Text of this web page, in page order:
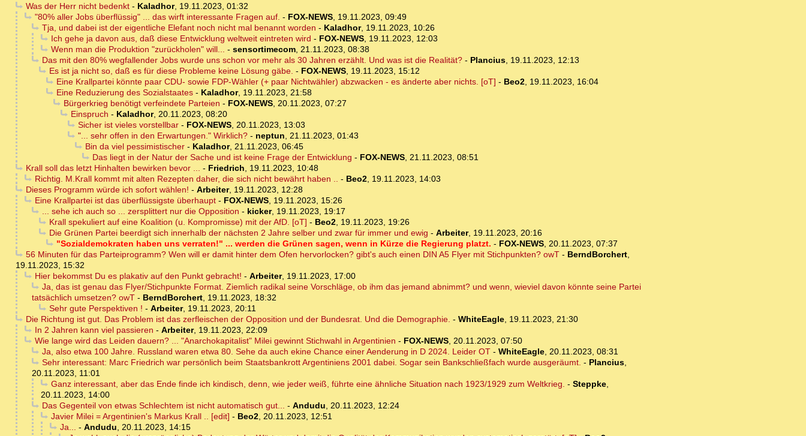
Was der Herr nicht bedenkt- Kaladhor, 19.11.2023, 01:32
"80% aller Jobs überflüssig" ... das wirft interessante Fragen auf. - FOX-NEWS, 19.11.2023, 09:49
Tja, und dabei ist der eigentliche Elefant noch nicht mal benannt worden - Kaladhor, 19.11.2023, 10:26
Ich gehe ja davon aus, daß diese Entwicklung weltweit eintreten wird - FOX-NEWS, 19.11.2023, 12:03
Wenn man die Produktion "zurückholen" will...
- sensortimecom, 21.11.2023, 08:38
Das mit den 80% wegfallender Jobs wurde uns schon vor mehr als 30 Jahren erzählt. Und was ist die Realität?- Plancius, 19.11.2023, 12:13
Es ist ja nicht so, daß es für diese Probleme keine Lösung gäbe. - FOX-NEWS, 19.11.2023, 15:12
Eine Krallpartei könnte paar CDU- sowie FDP-Wähler (+ paar Nichtwähler) abzwacken - es änderte aber nichts. [oT] - Beo2, 19.11.2023, 16:04
Eine Reduzierung des Sozialstaates- Kaladhor, 19.11.2023, 21:58
Bürgerkrieg benötigt verfeindete Parteien - FOX-NEWS, 20.11.2023, 07:27
Einspruch - Kaladhor, 20.11.2023, 08:20
Sicher ist vieles vorstellbar- FOX-NEWS, 20.11.2023, 13:03
"... sehr offen in den Erwartungen." Wirklich?- neptun
21.11.2023, 01:43
Bin da viel pessimistischer- Kaladhor, 21.11.2023, 06:45
Das liegt in der Natur der Sache und ist keine Frage der Entwicklung - FOX-NEWS, 21.11.2023, 08:51
Krall soll das letzt Hinhalten bewirken bevor ...
- Friedrich
19.11.2023, 10:48
Richtig. M.Krall kommt mit alten Rezepten daher, die sich nicht bewährt haben ..
- Beo2, 19.11.2023, 14:03
Dieses Programm würde ich sofort wählen! - Arbeiter, 19.11.2023, 12:28
Eine Krallpartei ist das überflüssigste überhaupt- FOX-NEWS, 19.11.2023, 15:26
... sehe ich auch so ... zersplittert nur die Opposition - kicker, 19.11.2023, 19:17
Krall spekuliert auf eine Koalition (u. Kompromisse) mit der AfD. [oT] - Beo2, 19.11.2023, 19:26
Die Grünen Partei beerdigt sich innerhalb der nächsten 2 Jahre selber und zwar für immer und ewig - Arbeiter, 19.11.2023, 20:16
"Sozialdemokraten haben uns verraten!" ... werden die Grünen sagen, wenn in Kürze die Regierung platzt. - FOX-NEWS, 20.11.2023, 07:37
56 Minuten für das Parteiprogramm? Wen will er damit hinter dem Ofen hervorlocken? gibt's auch einen DIN A5 Flyer mit Stichpunkten? owT- BerndBorchert,
19.11.2023, 15:32
Hier bekommst Du es plakativ auf den Punkt gebracht! - Arbeiter, 19.11.2023, 17:00
Ja, das ist genau das Flyer/Stichpunkte Format. Ziemlich radikal seine Vorschläge, ob ihm das jemand abnimmt? und wenn, wieviel davon könnte seine Partei
tatsächlich umsetzen? owT - BerndBorchert 19.11.2023, 18:32
Sehr gute Perspektiven ! - Arbeiter, 19.11.2023, 20:11
Die Richtung ist gut. Das Problem ist das zerfleischen der Opposition und der Bundesrat. Und die Demographie. - WhiteEagle, 19.11.2023, 21:30
In 2 Jahren kann viel passieren - Arbeiter, 19.11.2023, 22:09
Wie lange wird das Leiden dauern? ... "Anarchokapitalist" Milei gewinnt Stichwahl in Argentinien - FOX-NEWS, 20.11.2023, 07:50
Ja, also etwa 100 Jahre. Russland waren etwa 80. Sehe da auch ekine Chance einer Aenderung in D 2024. Leider OT- WhiteEagle, 20.11.2023, 08:31
Sehr interessant: Marc Friedrich war persönlich beim Staatsbankrott Argentiniens 2001 dabei. Sogar sein Bankschließfach wurde ausgeräumt. - Plancius,
20.11.2023, 11:01
Ganz interessant, aber das Ende finde ich kindisch, denn, wie jeder weiß, führte eine ähnliche Situation nach 1923/1929 zum Weltkrieg. - Steppke,
20.11.2023, 14:00
Das Gegenteil von etwas Schlechtem ist nicht automatisch gut...
- Andudu
20.11.2023, 12:24
Javier Milei = Argentinien's Markus Krall .. [edit] - Beo2, 20.11.2023, 12:51
Ja...
- Andudu
20.11.2023, 14:15